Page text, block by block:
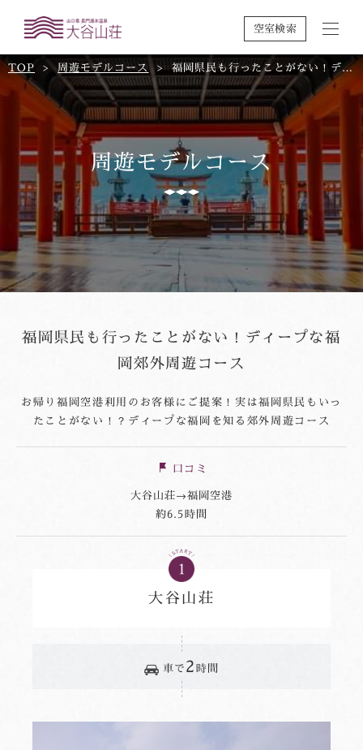
空室検索
TOP 周遊モデルコース 福岡県民も行ったことがない！ディープな福岡郊外周遊コース
周遊モデルコース
福岡県民も行ったことがない！ディープな福
岡郊外周遊コース
お帰り福岡空港利用のお客様にご提案！実は福岡県民もいっ
たことがない！？ディープな福岡を知る郊外周遊コース
口コミ
大谷山荘→福岡空港
約6.5時間
大谷山荘
車で2時間